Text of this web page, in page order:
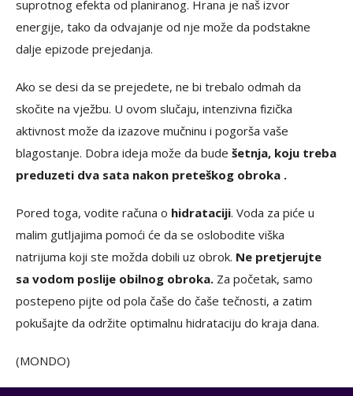
suprotnog efekta od planiranog. Hrana je naš izvor
energije, tako da odvajanje od nje može da podstakne
dalje epizode ​​prejedanja.
Ako se desi da se prejedete, ne bi trebalo odmah da
skočite na vježbu. U ovom slučaju, intenzivna fizička
aktivnost može da izazove mučninu i pogorša vaše
blagostanje. Dobra ideja može da bude šetnja, koju treba
preduzeti dva sata nakon preteškog obroka .
Pored toga, vodite računa o hidrataciji. Voda za piće u
malim gutljajima pomoći će da se oslobodite viška
natrijuma koji ste možda dobili uz obrok. Ne pretjerujte
sa vodom poslije obilnog obroka. Za početak, samo
postepeno pijte od pola čaše do čaše tečnosti, a zatim
pokušajte da održite optimalnu hidrataciju do kraja dana.
(MONDO)